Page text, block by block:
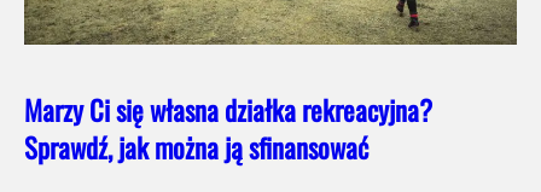
Marzy Ci się własna działka rekreacyjna?
Sprawdź, jak można ją sfinansować